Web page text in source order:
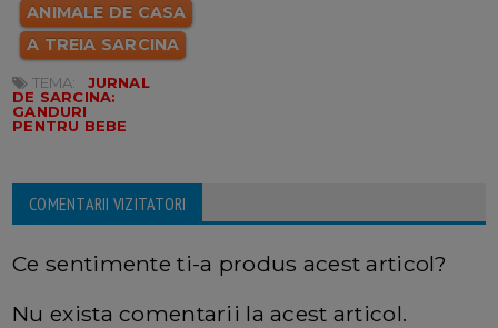
ANIMALE DE CASA
A TREIA SARCINA
TEMA:
JURNAL
DE SARCINA:
GANDURI
PENTRU BEBE
COMENTARII VIZITATORI
Ce sentimente ti-a produs acest articol?
Nu exista comentarii la acest articol.